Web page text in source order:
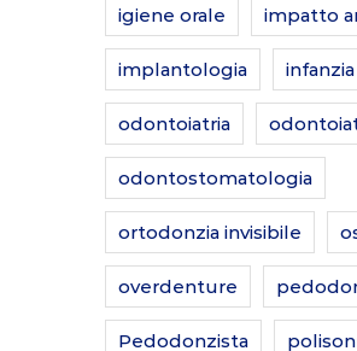
igiene orale impatto
implantologia infanzia
odontoiatria
odontostomatologia
ortodonzia invisibile
overdenture
Pedodonzista